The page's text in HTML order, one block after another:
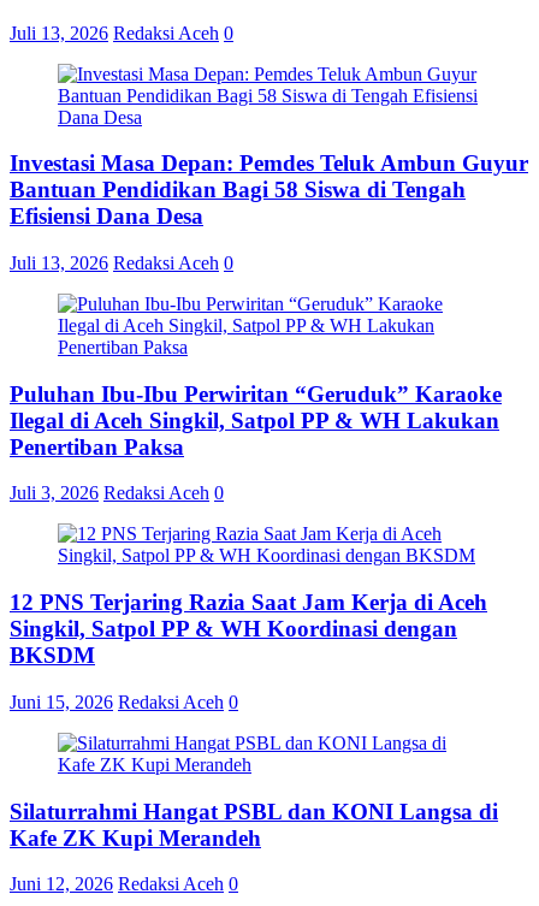
Juli 13, 2026 Redaksi Aceh 0
Investasi Masa Depan: Pemdes Teluk Ambun Guyur
Bantuan Pendidikan Bagi 58 Siswa di Tengah
Efisiensi Dana Desa
Juli 13, 2026 Redaksi Aceh 0
Puluhan Ibu-Ibu Perwiritan “Geruduk” Karaoke
Ilegal di Aceh Singkil, Satpol PP & WH Lakukan
Penertiban Paksa
Juli 3, 2026 Redaksi Aceh 0
12 PNS Terjaring Razia Saat Jam Kerja di Aceh
Singkil, Satpol PP & WH Koordinasi dengan
BKSDM
Juni 15, 2026 Redaksi Aceh 0
Silaturrahmi Hangat PSBL dan KONI Langsa di
Kafe ZK Kupi Merandeh
Juni 12, 2026 Redaksi Aceh 0